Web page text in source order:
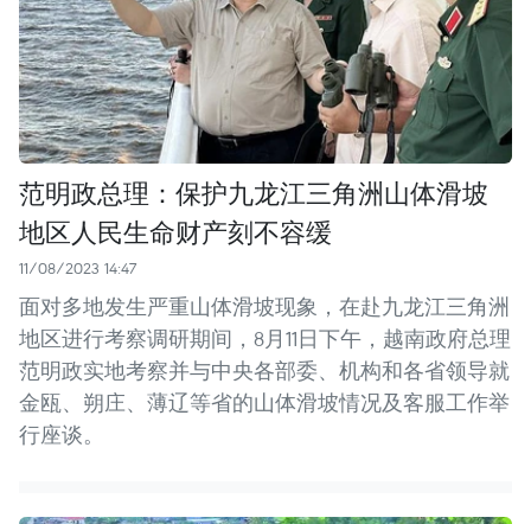
范明政总理：保护九龙江三角洲山体滑坡
地区人民生命财产刻不容缓
11/08/2023 14:47
面对多地发生严重山体滑坡现象，在赴九龙江三角洲
地区进行考察调研期间，8月11日下午，越南政府总理
范明政实地考察并与中央各部委、机构和各省领导就
金瓯、朔庄、薄辽等省的山体滑坡情况及客服工作举
行座谈。